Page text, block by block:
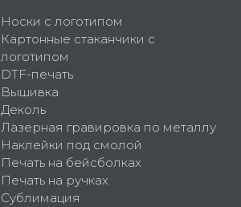
Носки с логотипом
Картонные стаканчики с
логотипом
DTF-печать
Вышивка
Деколь
Лазерная гравировка по металлу
Наклейки под смолой
Печать на бейсболках
Печать на ручках
Сублимация